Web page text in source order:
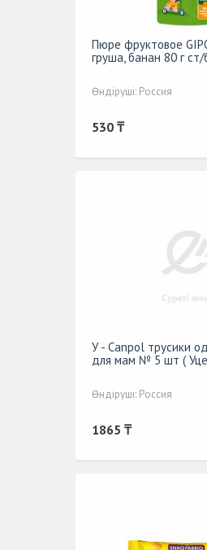
Пюре фруктовое
груша, банан 80 г ст/
Өндіруші: Россия
530 ₸
У - Canpol трусики
для мам № 5 шт (
Өндіруші: Россия
1865 ₸